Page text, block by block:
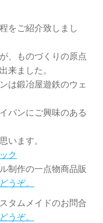
をご紹介致しまし
、ものづくりの原点
来ました。
は鍛冶屋遊鉄のウェ
パンにご興味のある
います。
ク
制作の一点物商品販
うぞ。
タムメイドのお問合
うぞ。